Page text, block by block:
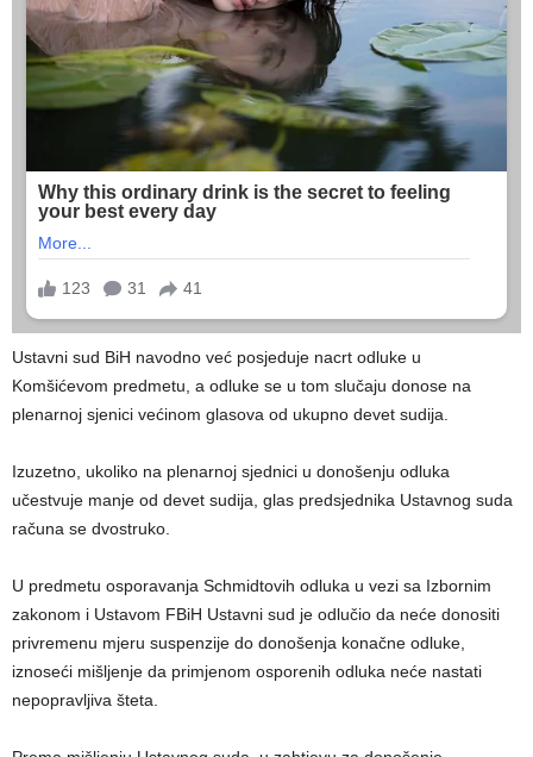
Ustavni sud BiH navodno već posjeduje nacrt odluke u
Komšićevom predmetu, a odluke se u tom slučaju donose na
plenarnoj sjenici većinom glasova od ukupno devet sudija.
Izuzetno, ukoliko na plenarnoj sjednici u donošenju odluka
učestvuje manje od devet sudija, glas predsjednika Ustavnog suda
računa se dvostruko.
U predmetu osporavanja Schmidtovih odluka u vezi sa Izbornim
zakonom i Ustavom FBiH Ustavni sud je odlučio da neće donositi
privremenu mjeru suspenzije do donošenja konačne odluke,
iznoseći mišljenje da primjenom osporenih odluka neće nastati
nepopravljiva šteta.